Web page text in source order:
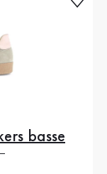
basse